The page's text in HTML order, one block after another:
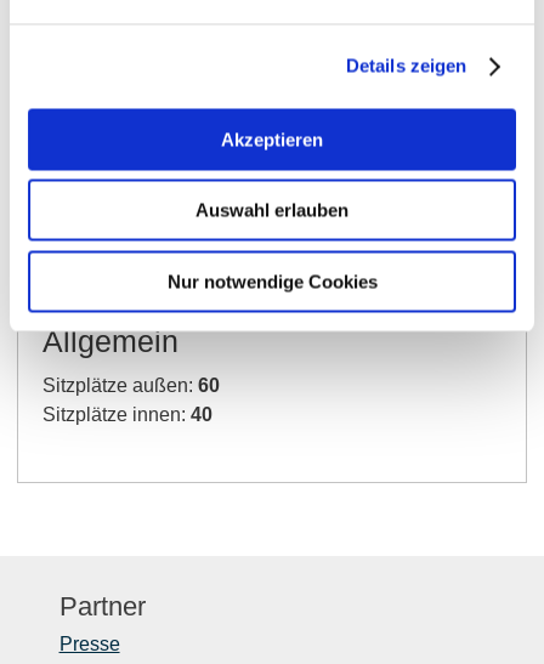
Details zeigen
Akzeptieren
Auswahl erlauben
Nur notwendige Cookies
Kontakt
Weitere Infos & Downloads
Allgemein
Sitzplätze außen: 60
Sitzplätze innen: 40
Partner
Presse